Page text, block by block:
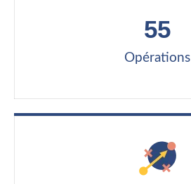
Opérations
55